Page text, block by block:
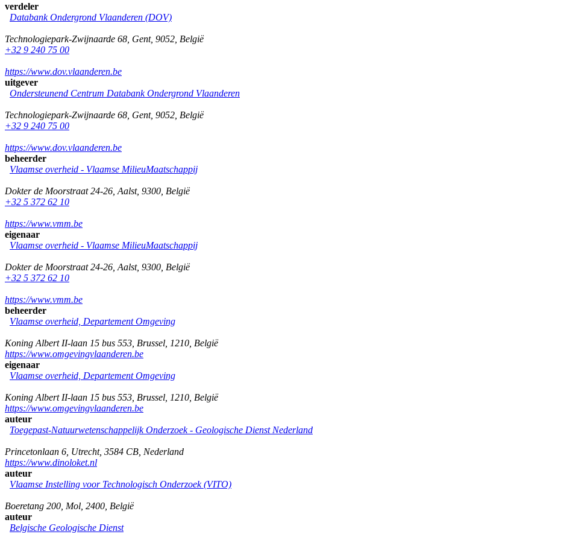
verdeler
Databank Ondergrond Vlaanderen (DOV)
Technologiepark-Zwijnaarde 68 Gent, 9052 België
+32 9 240 75 00
https://www.dov.vlaanderen.be
uitgever
Ondersteunend Centrum Databank Ondergrond Vlaanderen
Technologiepark-Zwijnaarde 68 Gent, 9052 België
+32 9 240 75 00
https://www.dov.vlaanderen.be
beheerder
Vlaamse overheid - Vlaamse MilieuMaatschappij
Dokter de Moorstraat 24-26 Aalst, 9300 België
+32 5 372 62 10
https://www.vmm.be
eigenaar
Vlaamse overheid - Vlaamse MilieuMaatschappij
Dokter de Moorstraat 24-26 Aalst, 9300 België
+32 5 372 62 10
https://www.vmm.be
beheerder
Vlaamse overheid, Departement Omgeving
Koning Albert II-laan 15 bus 553 Brussel 1210 België
https://www.omgevingvlaanderen.be
eigenaar
Vlaamse overheid, Departement Omgeving
Koning Albert II-laan 15 bus 553 Brussel 1210 België
https://www.omgevingvlaanderen.be
auteur
Toegepast-Natuurwetenschappelijk Onderzoek - Geologische Dienst Nederland
Princetonlaan 6 Utrecht, 3584 CB Nederland
https://www.dinoloket.nl
auteur
Vlaamse Instelling voor Technologisch Onderzoek (VITO)
Boeretang 200 Mol 2400 België
auteur
Belgische Geologische Dienst